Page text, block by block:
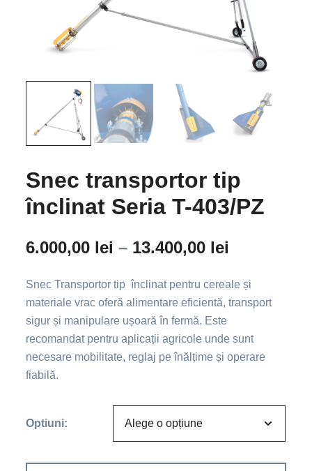
Snec transportor tip
înclinat Seria T-403/PZ
6.000,00 lei – 13.400,00 lei
Snec Transportor tip înclinat pentru cereale și
materiale vrac oferă alimentare eficientă, transport
sigur și manipulare ușoară în fermă. Este
recomandat pentru aplicații agricole unde sunt
necesare mobilitate, reglaj pe înălțime și operare
fiabilă.
Optiuni: